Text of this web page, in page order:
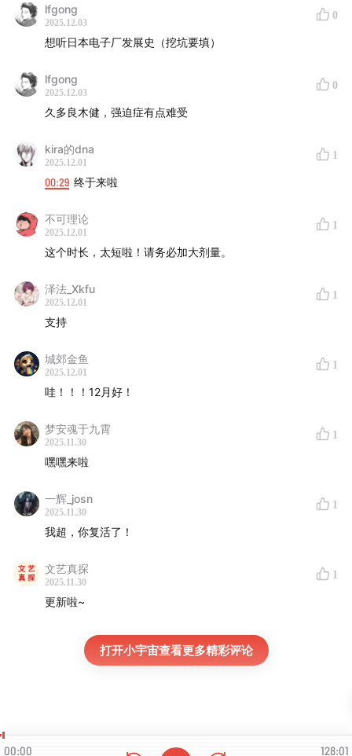
lfgong
2025.12.03
0
想听日本电子厂发展史（挖坑要填）
lfgong
2025.12.03
0
久多良木健，强迫症有点难受
kira的dna
2025.12.01
1
00:29 终于来啦
不可理论
2025.12.01
1
这个时长，太短啦！请务必加大剂量。
泽法_Xkfu
2025.12.01
1
支持
城郊金鱼
2025.12.01
1
哇！！！12月好！
梦安魂于九霄
2025.11.30
1
嘿嘿来啦
一辉_josn
2025.11.30
1
我超，你复活了！
文艺真探
2025.11.30
1
更新啦~
打开小宇宙查看更多精彩评论
00:00 128:01